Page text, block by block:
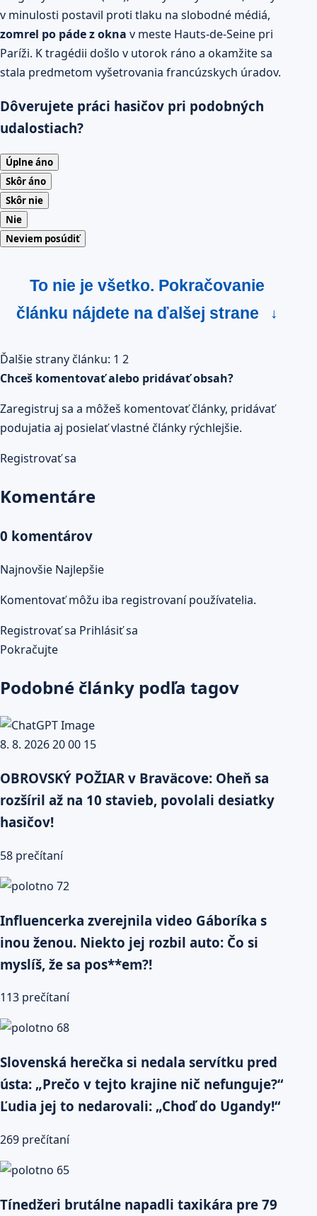
v minulosti postavil proti tlaku na slobodné médiá,
zomrel po páde z okna v meste Hauts-de-Seine pri
Paríži. K tragédii došlo v utorok ráno a okamžite sa
stala predmetom vyšetrovania francúzskych úradov.
Dôverujete práci hasičov pri podobných
udalostiach?
Úplne áno
Skôr áno
Skôr nie
Nie
Neviem posúdiť
To nie je všetko. Pokračovanie
článku nájdete na ďalšej strane
↓
Ďalšie strany článku: 1 2
Chceš komentovať alebo pridávať obsah?
Zaregistruj sa a môžeš komentovať články, pridávať
podujatia aj posielať vlastné články rýchlejšie.
Registrovať sa
Komentáre
0 komentárov
Najnovšie Najlepšie
Komentovať môžu iba registrovaní používatelia.
Registrovať sa Prihlásiť sa
Pokračujte
Podobné články podľa tagov
OBROVSKÝ POŽIAR v Braväcove: Oheň sa
rozšíril až na 10 stavieb, povolali desiatky
hasičov!
58 prečítaní
Influencerka zverejnila video Gáboríka s
inou ženou. Niekto jej rozbil auto: Čo si
myslíš, že sa pos**em?!
113 prečítaní
Slovenská herečka si nedala servítku pred
ústa: „Prečo v tejto krajine nič nefunguje?“
Ľudia jej to nedarovali: „Choď do Ugandy!“
269 prečítaní
Tínedžeri brutálne napadli taxikára pre 79